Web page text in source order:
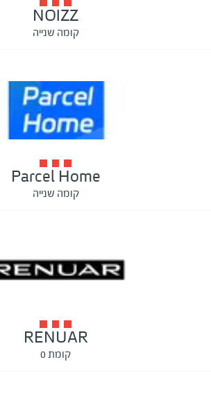
NOIZZ
קומה שנייה
Parcel Home
קומה שנייה
RENUAR
קומת 0